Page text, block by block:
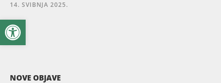
Open toolbar
14. SVIBNJA 2025.
NOVE OBJAVE